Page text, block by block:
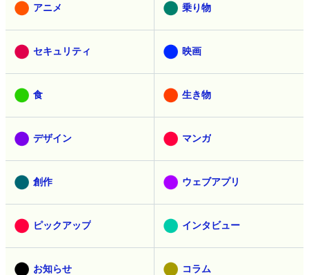
アニメ 乗り物
セキュリティ 映画
食 生き物
デザイン マンガ
創作 ウェブアプリ
ピックアップ インタビュー
お知らせ コラム